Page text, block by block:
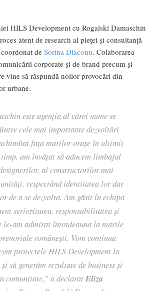
HILS Development cu Rogalski Damaschin
atent de research al pieței și consultanță
de Sorina Diaconu. Colaborarea
corporate și de brand precum și
vine să răspundă noilor provocări din
urbane.
este agenția al cărei nume se
cele mai importante dezvoltări
fața marilor orașe în ultimii
am învățat să aducem limbajul
al constructorilor mai
respectând identitatea lor dar
de a se dezvolta. Am găsit în echipa
seriozitatea, responsabilitatea și
le-am admirat întotdeauna la marile
românești. Vom continua
proiectele HILS Development la
să generăm rezultate de business și
comunitate,” a declaratEliza